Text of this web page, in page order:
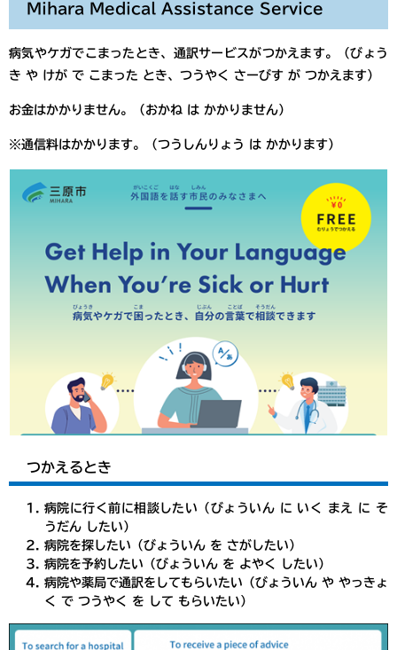
Mihara Medical Assistance Service
病気やケガでこまったとき、通訳サービスがつかえます。（びょう
き や けが で こまった とき、つうやく さーびす が つかえます）
お金はかかりません。（おかね は かかりません）
※通信料はかかります。（つうしんりょう は かかります）
つかえるとき
病院に行く前に相談したい（びょういん に いく まえ に そ
うだん したい）
病院を探したい（びょういん を さがしたい）
病院を予約したい（びょういん を よやく したい）
病院や薬局で通訳をしてもらいたい（びょういん や やっきょ
く で つうやく を して もらいたい）